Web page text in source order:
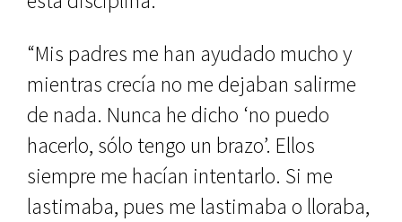
“Mis padres me han ayudado mucho y
mientras crecía no me dejaban salirme
de nada. Nunca he dicho ‘no puedo
hacerlo, sólo tengo un brazo’. Ellos
siempre me hacían intentarlo. Si me
lastimaba, pues me lastimaba o lloraba,